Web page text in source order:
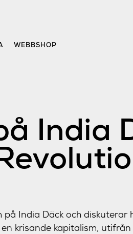
WEBBSHOP
India
på India Däck och
krisande kapitalism,